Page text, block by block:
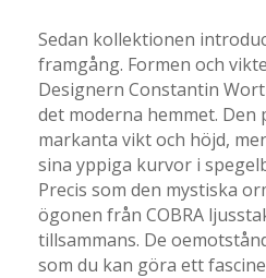
Sedan kollektionen
framgång. Formen och
Designern Constantin
det moderna hemmet.
markanta vikt och höjd,
sina yppiga kurvor i
Precis som den mystiska
ögonen från COBRA
tillsammans. De
som du kan göra ett